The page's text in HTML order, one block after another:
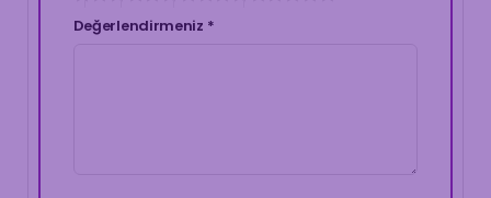
Değerlendirmeniz *